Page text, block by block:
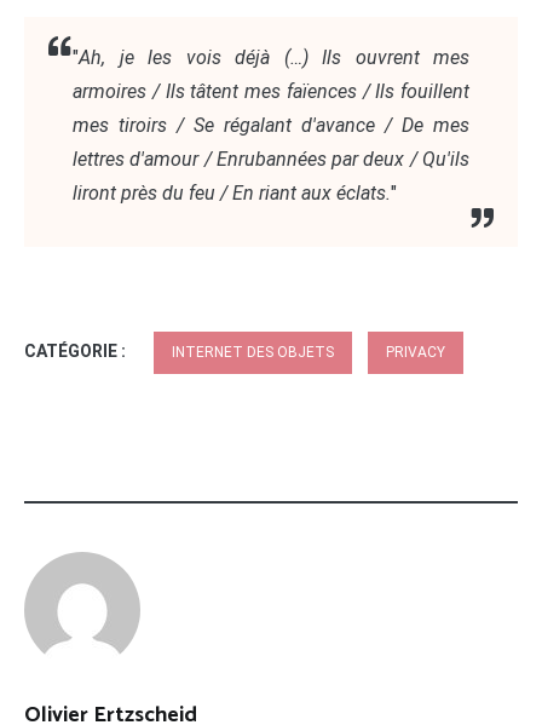
"Ah, je les vois déjà (…) Ils ouvrent mes
armoires / Ils tâtent mes faïences / Ils fouillent
mes tiroirs / Se régalant d'avance / De mes
lettres d'amour / Enrubannées par deux / Qu'ils
liront près du feu / En riant aux éclats."
CATÉGORIE : INTERNET DES OBJETS PRIVACY
Olivier Ertzscheid